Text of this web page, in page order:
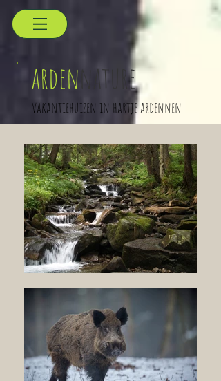
vakantiehuizen in hartje ardennen
ardennature